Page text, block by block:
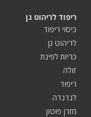
ריפוד לריהוט גן
כיסוי ריפוד
לריהוט גן
כריות לפינת
זולה
ריפוד
לנדנדה
מזרן פוטון